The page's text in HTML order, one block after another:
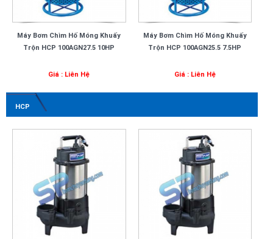
Máy Bơm Chìm Hố Móng Khuấy
Trộn HCP 100AGN27.5 10HP
Giá : Liên Hệ
Máy Bơm Chìm Hố Móng Khuấy
Trộn HCP 100AGN25.5 7.5HP
Giá : Liên Hệ
HCP